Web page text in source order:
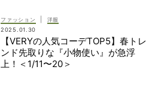
ファッション
洋服
2025.01.30
【VERYの人気コーデTOP5】春トレ
ンド先取りな『小物使い』が急浮
上！＜1/11〜20＞